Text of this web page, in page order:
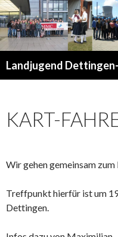
Landjugend
KART-
Wir gehen gemeinsam
Treffpunkt hierfür ist um
Dettingen.